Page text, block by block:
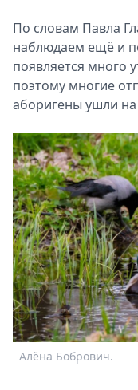
По словам Павла
наблюдаем ещё и
появляется много
поэтому многие
аборигены ушли на
Алёна Бобрович.